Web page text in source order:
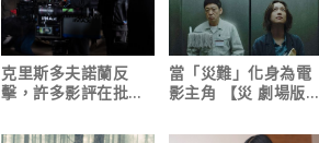
克里斯多夫諾蘭反
擊，許多影評在批評
缺陷」！
當「災難」化身為電
影主角 【災 劇場版】